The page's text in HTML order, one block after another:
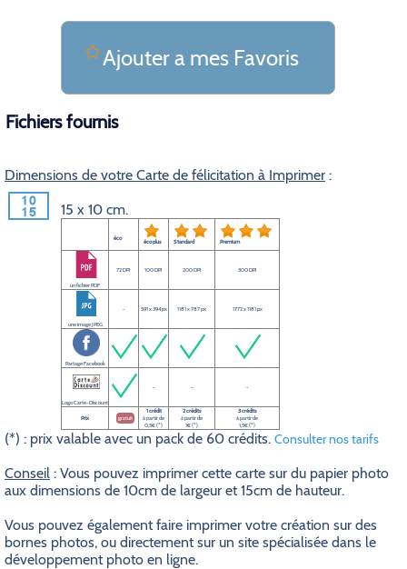
Ajouter a mes Favoris
Fichiers fournis
Dimensions de votre Carte de félicitation à Imprimer :
15 x 10 cm.
éco éco plus Standard Premium
un fichier PDF
72 DPI 100 DPI 200 DPI 300 DPI
une image JPEG
- 591 x 394 px 1181 x 787 px 1772 x 1181 px
Partage Facebook
Logo Carte-Discount
- - -
Prix gratuit
1 crédit
à partir de
0,5€ (*)
2 crédits
à partir de
1€ (*)
3 crédits
à partir de
1,5€ (*)
(*) : prix valable avec un pack de 60 crédits. Consulter nos tarifs
Conseil : Vous pouvez imprimer cette carte sur du papier photo
aux dimensions de 10cm de largeur et 15cm de hauteur.
Vous pouvez également faire imprimer votre création sur des
bornes photos, ou directement sur un site spécialisée dans le
développement photo en ligne.